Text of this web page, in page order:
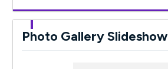
Photo Gallery Slideshow